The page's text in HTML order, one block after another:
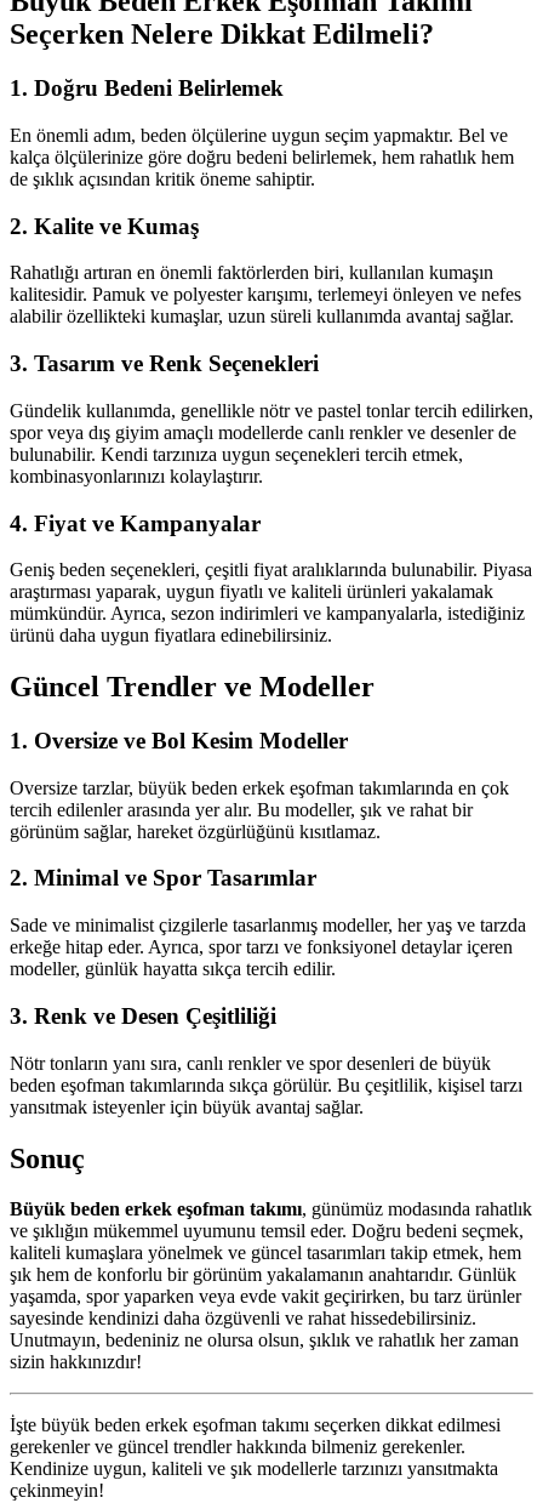
Seçerken Nelere Dikkat Edilmeli?
1. Doğru Bedeni Belirlemek
En önemli adım, beden ölçülerine uygun seçim yapmaktır. Bel ve
kalça ölçülerinize göre doğru bedeni belirlemek, hem rahatlık hem
de şıklık açısından kritik öneme sahiptir.
2. Kalite ve Kumaş
Rahatlığı artıran en önemli faktörlerden biri, kullanılan kumaşın
kalitesidir. Pamuk ve polyester karışımı, terlemeyi önleyen ve nefes
alabilir özellikteki kumaşlar, uzun süreli kullanımda avantaj sağlar.
3. Tasarım ve Renk Seçenekleri
Gündelik kullanımda, genellikle nötr ve pastel tonlar tercih edilirken,
spor veya dış giyim amaçlı modellerde canlı renkler ve desenler de
bulunabilir. Kendi tarzınıza uygun seçenekleri tercih etmek,
kombinasyonlarınızı kolaylaştırır.
4. Fiyat ve Kampanyalar
Geniş beden seçenekleri, çeşitli fiyat aralıklarında bulunabilir. Piyasa
araştırması yaparak, uygun fiyatlı ve kaliteli ürünleri yakalamak
mümkündür. Ayrıca, sezon indirimleri ve kampanyalarla, istediğiniz
ürünü daha uygun fiyatlara edinebilirsiniz.
Güncel Trendler ve Modeller
1. Oversize ve Bol Kesim Modeller
Oversize tarzlar, büyük beden erkek eşofman takımlarında en çok
tercih edilenler arasında yer alır. Bu modeller, şık ve rahat bir
görünüm sağlar, hareket özgürlüğünü kısıtlamaz.
2. Minimal ve Spor Tasarımlar
Sade ve minimalist çizgilerle tasarlanmış modeller, her yaş ve tarzda
erkeğe hitap eder. Ayrıca, spor tarzı ve fonksiyonel detaylar içeren
modeller, günlük hayatta sıkça tercih edilir.
3. Renk ve Desen Çeşitliliği
Nötr tonların yanı sıra, canlı renkler ve spor desenleri de büyük
beden eşofman takımlarında sıkça görülür. Bu çeşitlilik, kişisel tarzı
yansıtmak isteyenler için büyük avantaj sağlar.
Sonuç
Büyük beden erkek eşofman takımı, günümüz modasında rahatlık
ve şıklığın mükemmel uyumunu temsil eder. Doğru bedeni seçmek,
kaliteli kumaşlara yönelmek ve güncel tasarımları takip etmek, hem
şık hem de konforlu bir görünüm yakalamanın anahtarıdır. Günlük
yaşamda, spor yaparken veya evde vakit geçirirken, bu tarz ürünler
sayesinde kendinizi daha özgüvenli ve rahat hissedebilirsiniz.
Unutmayın, bedeniniz ne olursa olsun, şıklık ve rahatlık her zaman
sizin hakkınızdır!
İşte büyük beden erkek eşofman takımı seçerken dikkat edilmesi
gerekenler ve güncel trendler hakkında bilmeniz gerekenler.
Kendinize uygun, kaliteli ve şık modellerle tarzınızı yansıtmakta
çekinmeyin!